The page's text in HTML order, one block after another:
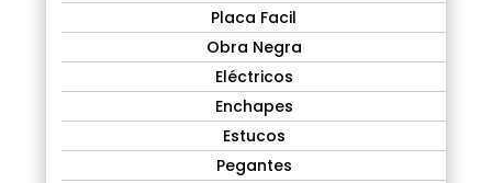
Placa Facil
Obra Negra
Eléctricos
Enchapes
Estucos
Pegantes